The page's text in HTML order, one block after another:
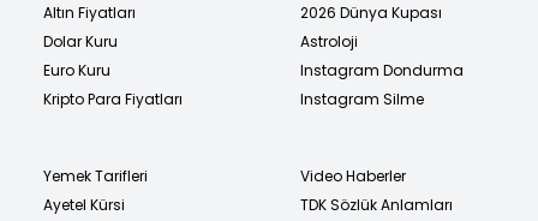
Altın Fiyatları
Dolar Kuru
Euro Kuru
Kripto Para Fiyatları
2026 Dünya Kupası
Astroloji
Instagram Dondurma
Instagram Silme
Yemek Tarifleri
Ayetel Kürsi
Video Haberler
TDK Sözlük Anlamları